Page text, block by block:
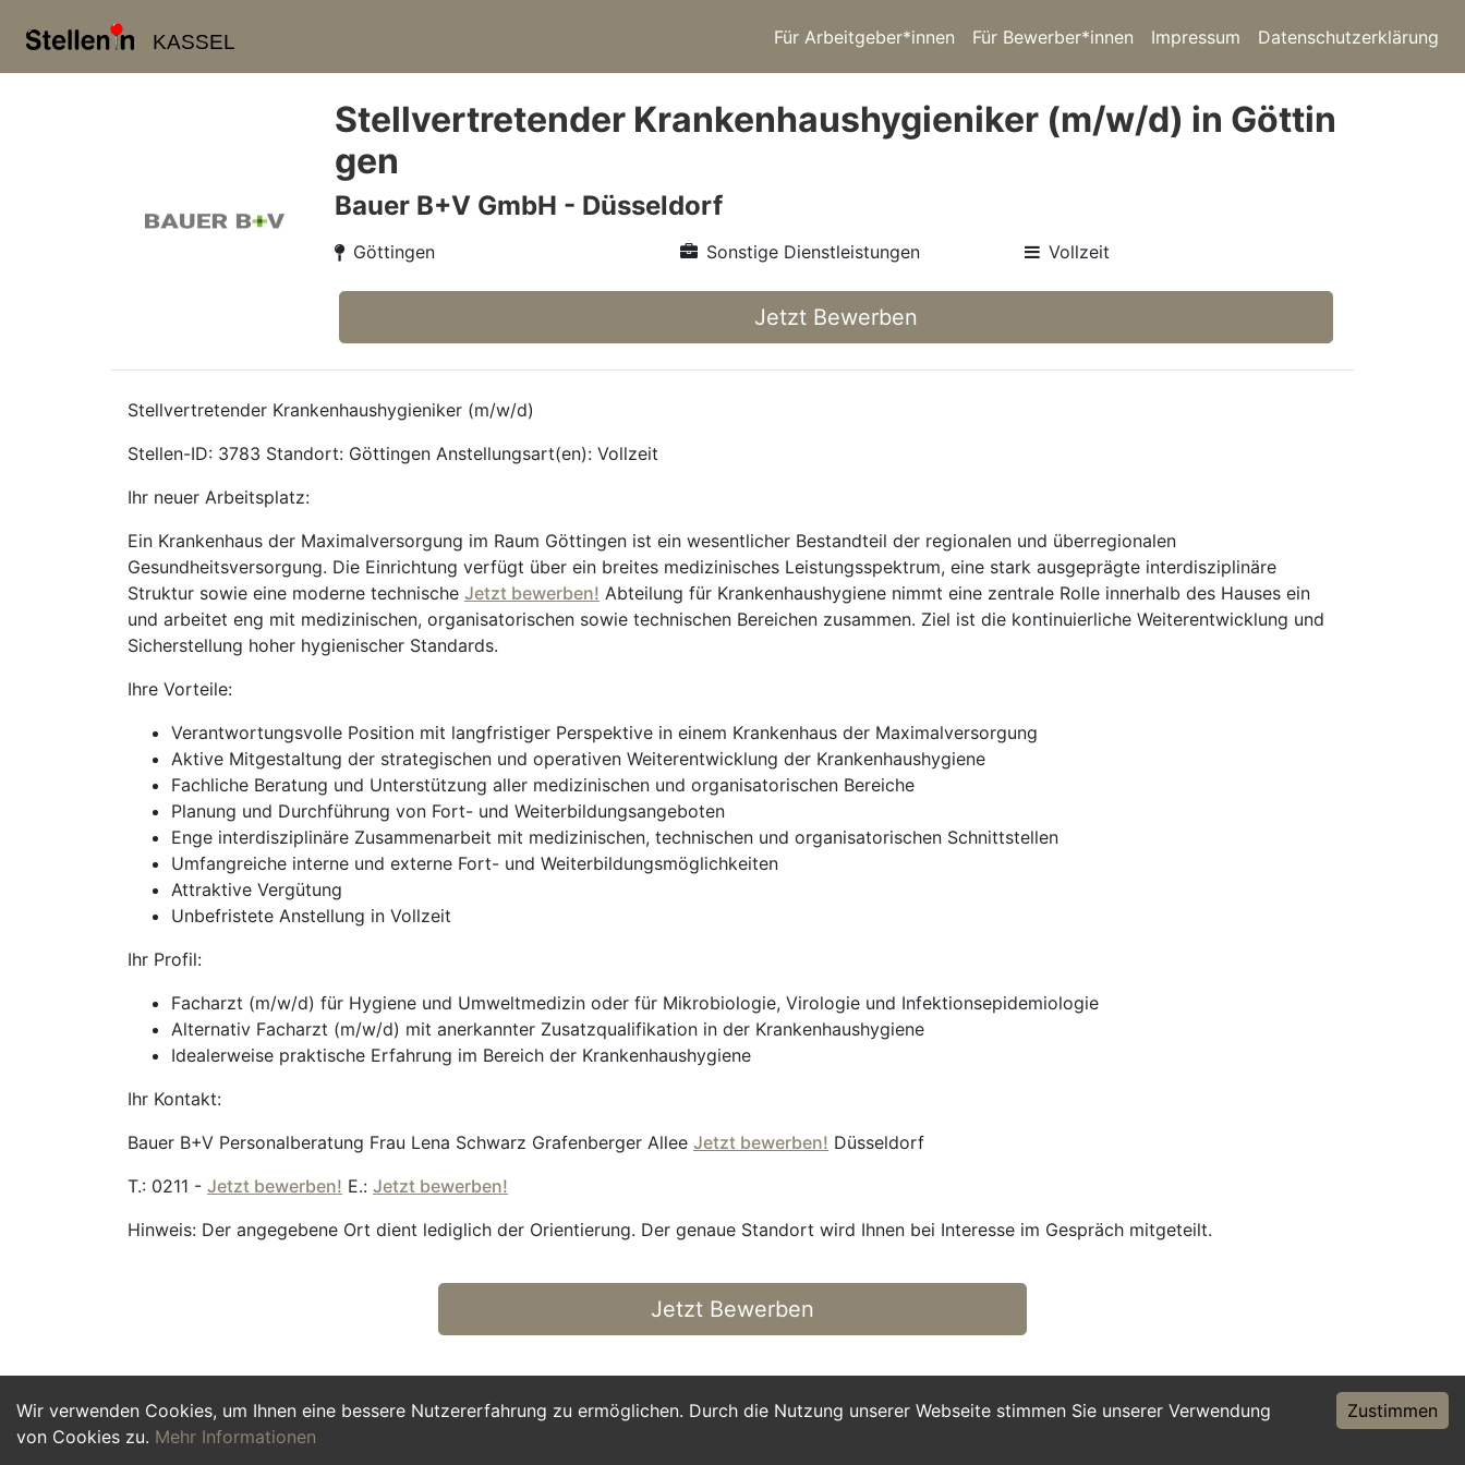
KASSEL Für Arbeitgeber*innen Für Bewerber*innen Impressum Datenschutzerklärung
Wir verwenden Cookies, um Ihnen eine bessere Nutzererfahrung zu ermöglichen. Durch die Nutzung unserer Webseite stimmen Sie unserer Verwendung
von Cookies zu. Mehr Informationen
Zustimmen
Stellvertretender Krankenhaushygieniker (m/w/d) in Göttin
gen
Bauer B+V GmbH - Düsseldorf
Göttingen Sonstige Dienstleistungen Vollzeit
Jetzt Bewerben
Stellvertretender Krankenhaushygieniker (m/w/d)
Stellen-ID: 3783 Standort: Göttingen Anstellungsart(en): Vollzeit
Ihr neuer Arbeitsplatz:
Ein Krankenhaus der Maximalversorgung im Raum Göttingen ist ein wesentlicher Bestandteil der regionalen und überregionalen
Gesundheitsversorgung. Die Einrichtung verfügt über ein breites medizinisches Leistungsspektrum, eine stark ausgeprägte interdisziplinäre
Struktur sowie eine moderne technische Jetzt bewerben! Abteilung für Krankenhaushygiene nimmt eine zentrale Rolle innerhalb des Hauses ein
und arbeitet eng mit medizinischen, organisatorischen sowie technischen Bereichen zusammen. Ziel ist die kontinuierliche Weiterentwicklung und
Sicherstellung hoher hygienischer Standards.
Ihre Vorteile:
Verantwortungsvolle Position mit langfristiger Perspektive in einem Krankenhaus der Maximalversorgung
Aktive Mitgestaltung der strategischen und operativen Weiterentwicklung der Krankenhaushygiene
Fachliche Beratung und Unterstützung aller medizinischen und organisatorischen Bereiche
Planung und Durchführung von Fort- und Weiterbildungsangeboten
Enge interdisziplinäre Zusammenarbeit mit medizinischen, technischen und organisatorischen Schnittstellen
Umfangreiche interne und externe Fort- und Weiterbildungsmöglichkeiten
Attraktive Vergütung
Unbefristete Anstellung in Vollzeit
Ihr Profil:
Facharzt (m/w/d) für Hygiene und Umweltmedizin oder für Mikrobiologie, Virologie und Infektionsepidemiologie
Alternativ Facharzt (m/w/d) mit anerkannter Zusatzqualifikation in der Krankenhaushygiene
Idealerweise praktische Erfahrung im Bereich der Krankenhaushygiene
Ihr Kontakt:
Bauer B+V Personalberatung Frau Lena Schwarz Grafenberger Allee Jetzt bewerben! Düsseldorf
T.: 0211 - Jetzt bewerben! E.: Jetzt bewerben!
Hinweis: Der angegebene Ort dient lediglich der Orientierung. Der genaue Standort wird Ihnen bei Interesse im Gespräch mitgeteilt.
Jetzt Bewerben